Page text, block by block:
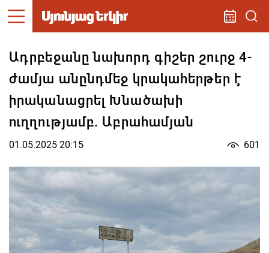
Ադրբեջանը նախորդ գիշեր շուրջ 4-
ժամյա անընդմեջ կրակահերթեր է
իրականացրել Խնածախի
ուղղությամբ. Աբրահամյան
01.05.2025 20:15 601